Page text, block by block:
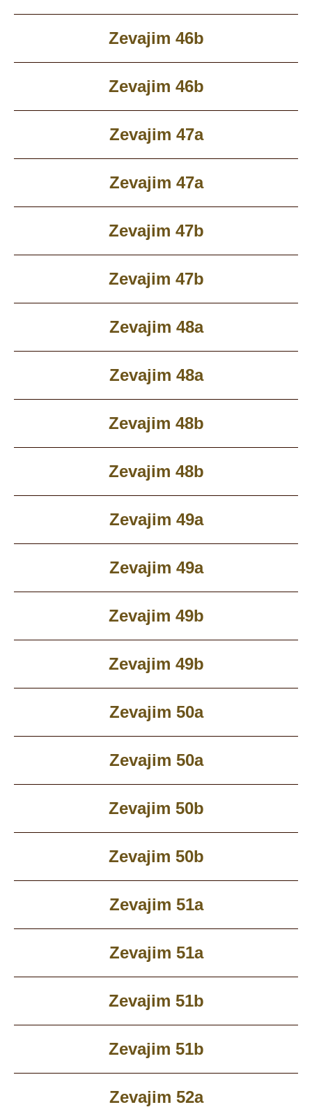
Zevajim 46b
Zevajim 46b
Zevajim 47a
Zevajim 47a
Zevajim 47b
Zevajim 47b
Zevajim 48a
Zevajim 48a
Zevajim 48b
Zevajim 48b
Zevajim 49a
Zevajim 49a
Zevajim 49b
Zevajim 49b
Zevajim 50a
Zevajim 50a
Zevajim 50b
Zevajim 50b
Zevajim 51a
Zevajim 51a
Zevajim 51b
Zevajim 51b
Zevajim 52a